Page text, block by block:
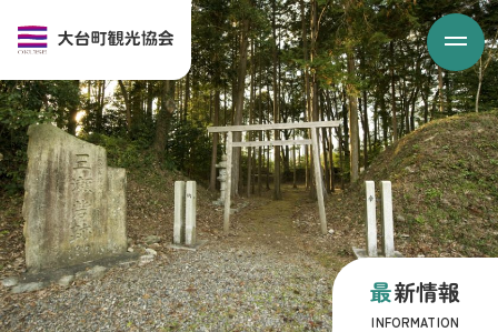
最新情報
INFORMATION